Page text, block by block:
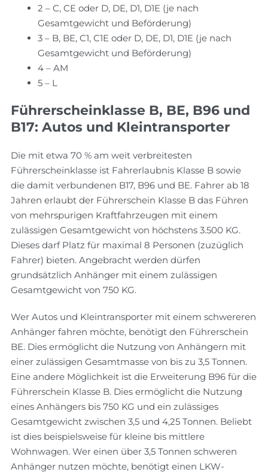
2 – C, CE oder D, DE, D1, D1E (je nach
Gesamtgewicht und Beförderung)
3 – B, BE, C1, C1E oder D, DE, D1, D1E (je nach
Gesamtgewicht und Beförderung)
4 – AM
5 – L
Führerscheinklasse B, BE, B96 und
B17: Autos und Kleintransporter
Die mit etwa 70 % am weit verbreitesten
Führerscheinklasse ist Fahrerlaubnis Klasse B sowie
die damit verbundenen B17, B96 und BE. Fahrer ab 18
Jahren erlaubt der Führerschein Klasse B das Führen
von mehrspurigen Kraftfahrzeugen mit einem
zulässigen Gesamtgewicht von höchstens 3.500 KG.
Dieses darf Platz für maximal 8 Personen (zuzüglich
Fahrer) bieten. Angebracht werden dürfen
grundsätzlich Anhänger mit einem zulässigen
Gesamtgewicht von 750 KG.
Wer Autos und Kleintransporter mit einem schwereren
Anhänger fahren möchte, benötigt den Führerschein
BE. Dies ermöglicht die Nutzung von Anhängern mit
einer zulässigen Gesamtmasse von bis zu 3,5 Tonnen.
Eine andere Möglichkeit ist die Erweiterung B96 für die
Führerschein Klasse B. Dies ermöglicht die Nutzung
eines Anhängers bis 750 KG und ein zulässiges
Gesamtgewicht zwischen 3,5 und 4,25 Tonnen. Beliebt
ist dies beispielsweise für kleine bis mittlere
Wohnwagen. Wer einen über 3,5 Tonnen schweren
Anhänger nutzen möchte, benötigt einen LKW-